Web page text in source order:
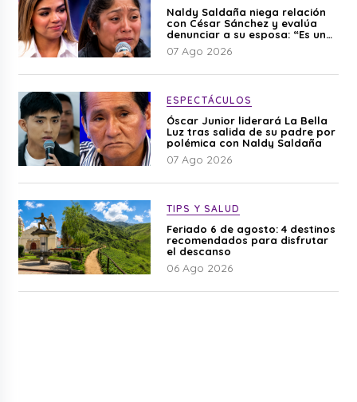
Naldy Saldaña niega relación
con César Sánchez y evalúa
denunciar a su esposa: “Es una
difamación”
07 Ago 2026
ESPECTÁCULOS
Óscar Junior liderará La Bella
Luz tras salida de su padre por
polémica con Naldy Saldaña
07 Ago 2026
TIPS Y SALUD
Feriado 6 de agosto: 4 destinos
recomendados para disfrutar
el descanso
06 Ago 2026